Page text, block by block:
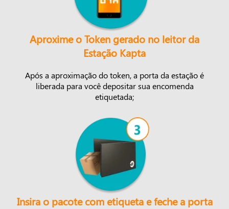
Aproxime o Token gerado no leitor da
Estação Kapta
Após a aproximação do token, a porta da estação é
liberada para você depositar sua encomenda
etiquetada;
Insira o pacote com etiqueta e feche a porta